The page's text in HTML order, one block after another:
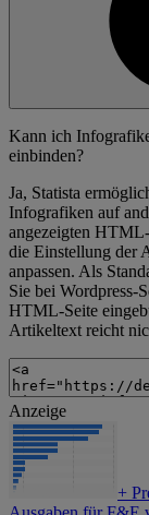
Kann ich
einbinden?
Ja, Statista
Infografiken auf
angezeigten
die Einstellung der
anpassen. Als
Sie bei Wordpress-
HTML-Seite
Artikeltext reicht
Anzeige
+